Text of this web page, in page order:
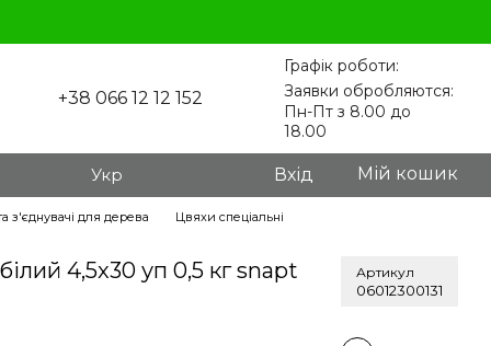
+38 066 12 12 152
Графік роботи:
Заявки обробляются:
Пн-Пт з 8.00 до
18.00
Укр Вхід Мій кошик
з'єднувачі для дерева
Цвяхи спеціальні
4,5x30 уп 0,5 кг snapt Артикул
06012300131